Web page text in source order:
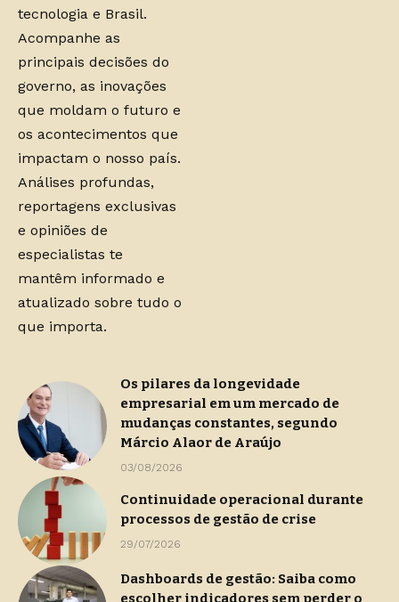
tecnologia e Brasil.
Acompanhe as
principais decisões do
governo, as inovações
que moldam o futuro e
os acontecimentos que
impactam o nosso país.
Análises profundas,
reportagens exclusivas
e opiniões de
especialistas te
mantêm informado e
atualizado sobre tudo o
que importa.
Os pilares da longevidade
empresarial em um mercado de
mudanças constantes, segundo
Márcio Alaor de Araújo
03/08/2026
Continuidade operacional durante
processos de gestão de crise
29/07/2026
Dashboards de gestão: Saiba como
escolher indicadores sem perder o